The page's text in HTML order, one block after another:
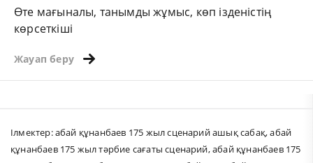
Өте мағыналы, танымды жұмыс, көп ізденістің
көрсеткіші
Жауап беру
Ілмектер:абай құнанбаев 175 жыл сценарий ашық сабақ,абай
құнанбаев 175 жыл тәрбие сағаты сценарий,абай құнанбаев 175